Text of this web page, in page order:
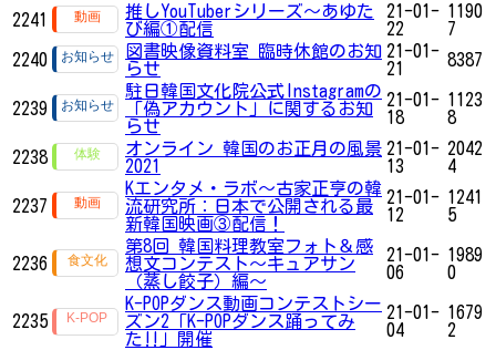
2241
推しYouTuberシリーズ〜あゆた
び編①配信
21-01-
22
1190
7
2240
図書映像資料室 臨時休館のお知
らせ
21-01-
21
8387
2239
駐日韓国文化院公式Instagramの
「偽アカウント」に関するお知
らせ
21-01-
18
1123
8
2238
オンライン 韓国のお正月の風景
2021
21-01-
13
2042
4
2237
Kエンタメ・ラボ～古家正亨の韓
流研究所：日本で公開される最
新韓国映画③配信！
21-01-
12
1241
5
2236
第8回 韓国料理教室フォト＆感
想文コンテスト～キュアサン
（蒸し餃子）編～
21-01-
06
1989
0
2235
K-POPダンス動画コンテストシー
ズン2「K-POPダンス踊ってみ
た‼」開催
21-01-
04
1679
2